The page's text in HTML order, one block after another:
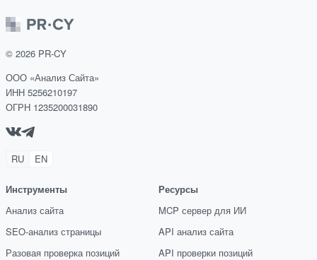
© 2026 PR-CY
ООО «Анализ Сайта»
ИНН 5256210197
ОГРН 1235200031890
RU EN
Инструменты
Анализ сайта
SEO-анализ страницы
Разовая проверка позиций
Ресурсы
MCP сервер для ИИ
API анализ сайта
API проверки позиций